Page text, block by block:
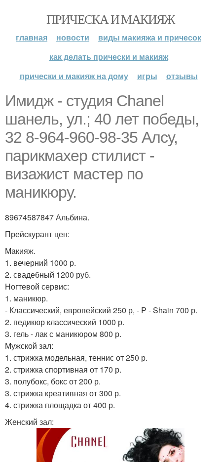
ПРИЧЕСКА И МАКИЯЖ
главная новости
виды макияжа и причесок
как делать прически и макияж
прически и макияж на дому
игры отзывы
Имидж - студия Chanel
шанель, ул.; 40 лет победы,
32 8-964-960-98-35 Алсу,
парикмахер стилист -
визажист мастер по
маникюру.
89674587847 Альбина.
Прейскурант цен:
Макияж.
1. вечерний 1000 р.
2. свадебный 1200 руб.
Ногтевой сервис:
1. маникюр.
- Классический, европейский 250 р, - P - Shain 700 р.
2. педикюр классический 1000 р.
3. гель - лак с маникюром 800 р.
Мужской зал:
1. стрижка модельная, теннис от 250 р.
2. стрижка спортивная от 170 р.
3. полубокс, бокс от 200 р.
3. стрижка креативная от 300 р.
4. стрижка площадка от 400 р.
Женский зал: